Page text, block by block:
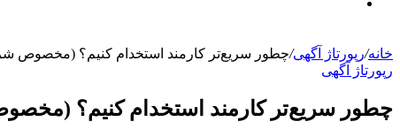
برای خانه/رپورتاژ آگهی/چطور سریع‌تر کارمند استخدام کنیم؟ (مخصوص
رپورتاژ آگهی
چطور سریع‌تر کارمند استخدام کنیم؟